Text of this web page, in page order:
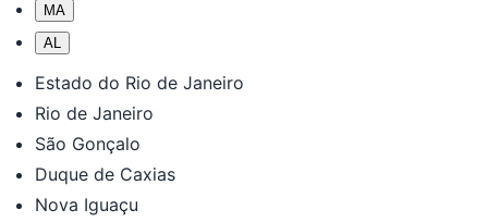
MA
AL
Estado do Rio de Janeiro
Rio de Janeiro
São Gonçalo
Duque de Caxias
Nova Iguaçu